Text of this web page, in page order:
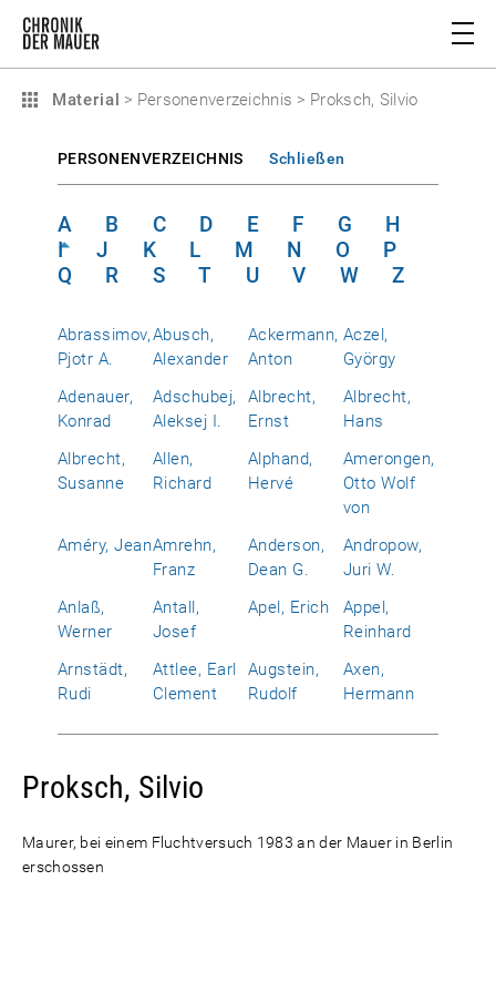
Material > Personenverzeichnis > Proksch, Silvio
PERSONENVERZEICHNIS Schließen
A B C D E F G
H
I
J K L M N O
P
Q
R S T U V W Z
Abrassimov,
Pjotr A.
Abusch,
Alexander
Ackermann,
Anton
Aczel,
György
Adenauer,
Konrad
Adschubej,
Aleksej I.
Albrecht,
Ernst
Albrecht,
Hans
Albrecht,
Susanne
Allen,
Richard
Alphand,
Hervé
Amerongen,
Otto Wolf
von
Améry, JeanAmrehn,
Franz
Anderson,
Dean G.
Andropow,
Juri W.
Anlaß,
Werner
Antall,
Josef
Apel, Erich
Appel,
Reinhard
Arnstädt,
Rudi
Attlee, Earl
Clement
Augstein,
Rudolf
Axen,
Hermann
Proksch, Silvio
Maurer, bei einem Fluchtversuch 1983 an der Mauer in Berlin
erschossen